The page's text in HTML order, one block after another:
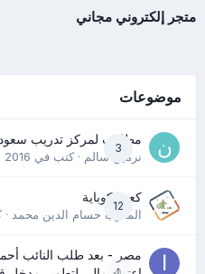
متجر إلكتروني مجاني
موضوعات
3
مطلوب لمركز تدريب
نرمين سالم· كتب في 2016
12
كعب كوباية
المدرب حسام الدين محمد·
مصر - بعد طلب النائب أحمد